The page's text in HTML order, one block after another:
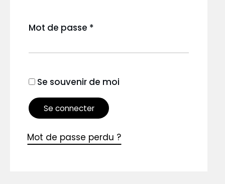
Mot de passe *
Se souvenir de moi
Se connecter
Mot de passe perdu ?